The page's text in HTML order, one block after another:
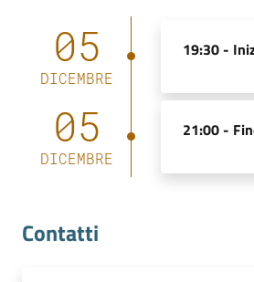
Sala
Stampa
05
DICEMBRE
19:30 -
05
DICEMBRE
21:00 -
Contatti